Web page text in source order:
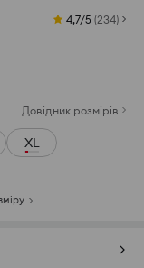
4,7/5 (234)
Довідник розмірів
XL